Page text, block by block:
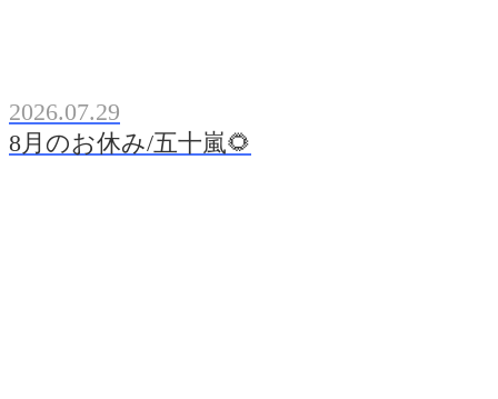
2026.07.29
8月のお休み/五十嵐🌻